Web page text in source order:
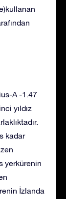
A -1.47
yıldız
kadar
yerkürenin
İzlanda